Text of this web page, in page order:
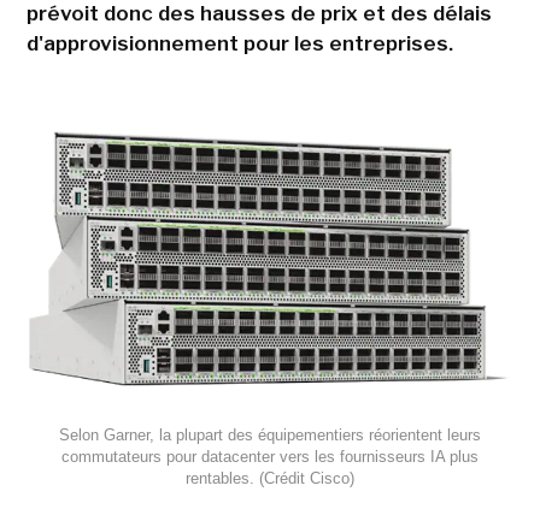
prévoit donc des hausses de prix et des délais
d'approvisionnement pour les entreprises.
Selon Garner, la plupart des équipementiers réorientent leurs
commutateurs pour datacenter vers les fournisseurs IA plus
rentables. (Crédit Cisco)